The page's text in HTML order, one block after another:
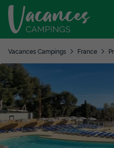
Vacances Campings France